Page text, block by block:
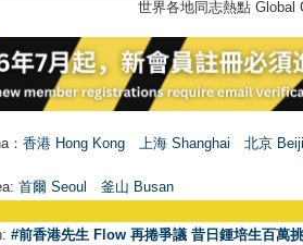
世界各地同志熱點
： 香港 Hong Kong 上海 Shanghai
北京
首爾 Seoul 釜山 Busan
#前香港先生 Flow 再捲爭議 昔日鍾培生百萬